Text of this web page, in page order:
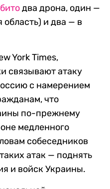
два дрона, один —
область) и два — в
York Times,
связывают атаку
с намерением
что
по-прежнему
медленного
собеседников
атак — поднять
и войск Украины.